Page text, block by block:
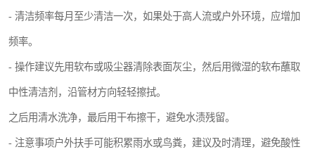
- 清洁频率每月至少清洁一次，如果处于高人流或户外环境，应增加
频率。
- 操作建议先用软布或吸尘器清除表面灰尘，然后用微湿的软布蘸取
中性清洁剂，沿管材方向轻轻擦拭。
之后用清水洗净，最后用干布擦干，避免水渍残留。
- 注意事项户外扶手可能积累雨水或鸟粪，建议及时清理，避免酸性